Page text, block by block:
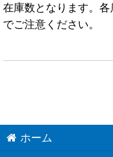
在庫数となります。
でご注意ください。
ホーム